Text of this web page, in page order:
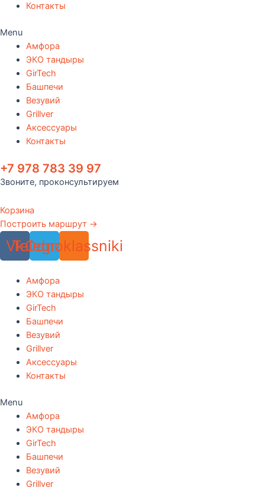
Контакты
Menu
Амфора
ЭКО тандыры
GirTech
Башпечи
Везувий
Grillver
Аксессуары
Контакты
+7 978 783 39 97
Звоните, проконсультируем
Корзина
Построить маршрут →
Vk
Telegram
Odnoklassniki
Амфора
ЭКО тандыры
GirTech
Башпечи
Везувий
Grillver
Аксессуары
Контакты
Menu
Амфора
ЭКО тандыры
GirTech
Башпечи
Везувий
Grillver